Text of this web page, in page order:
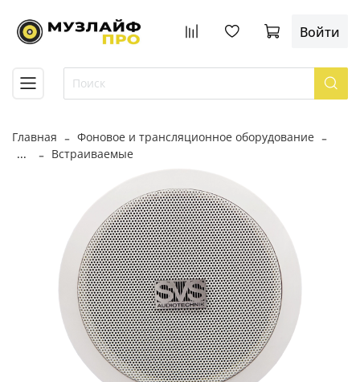
Войти
Главная
Фоновое и трансляционное оборудование
...
Встраиваемые